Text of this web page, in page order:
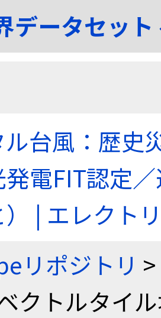
データセッ
台風：歴史
電FIT認定
| エレクト
リポジトリ >
クトルタイ